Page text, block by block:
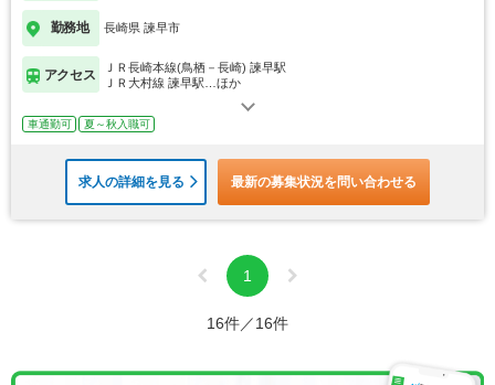
勤務地 長崎県 諫早市
アクセス
ＪＲ長崎本線(鳥栖－長崎) 諫早駅
ＪＲ大村線 諫早駅…ほか
車通勤可 夏～秋入職可
求人の詳細を見る 最新の募集状況を問い合わせる
1
16件／16件